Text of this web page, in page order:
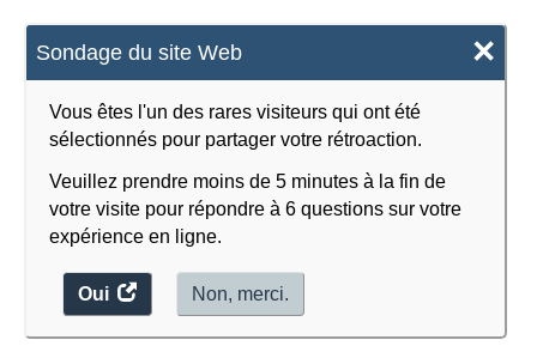
Sondage du site Web ×
Vous êtes l'un des rares visiteurs qui ont été
sélectionnés pour partager votre rétroaction.
Veuillez prendre moins de 5 minutes à la fin de
votre visite pour répondre à 6 questions sur votre
expérience en ligne.
Oui
accéder
au
Non, merci.